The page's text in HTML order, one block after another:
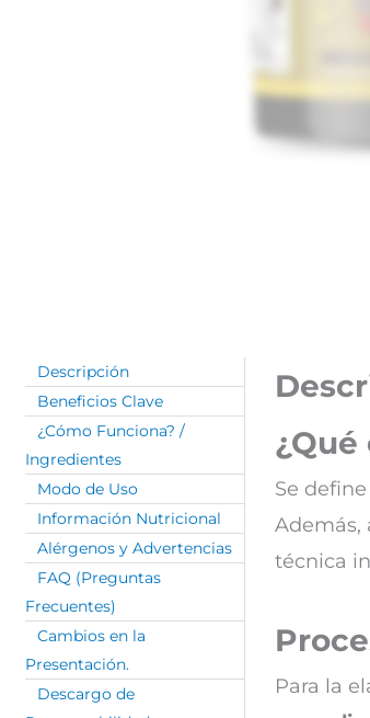
Descripción
Beneficios Clave
¿Cómo Funciona? /
Ingredientes
Modo de Uso
Información Nutricional
Alérgenos y Advertencias
FAQ (Preguntas
Frecuentes)
Cambios en la
Presentación.
Descargo de
¿Qué
Se
Además,
técnica
Para la